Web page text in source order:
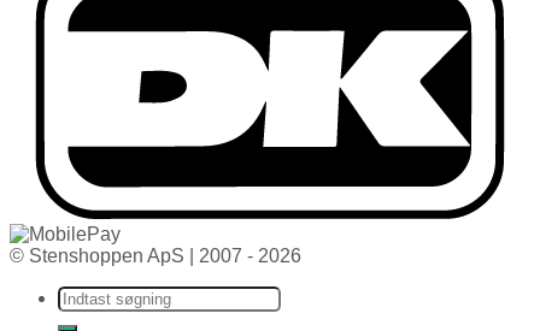
© Stenshoppen ApS | 2007 - 2026
Søg efter: